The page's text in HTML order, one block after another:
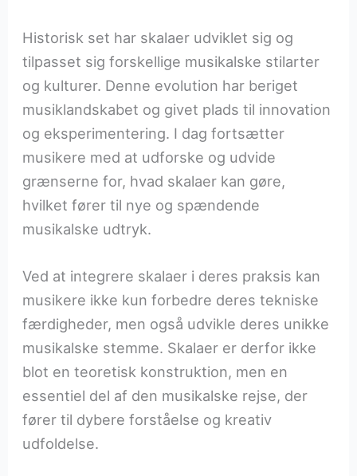
Historisk set har skalaer udviklet sig og
tilpasset sig forskellige musikalske stilarter
og kulturer. Denne evolution har beriget
musiklandskabet og givet plads til innovation
og eksperimentering. I dag fortsætter
musikere med at udforske og udvide
grænserne for, hvad skalaer kan gøre,
hvilket fører til nye og spændende
musikalske udtryk.
Ved at integrere skalaer i deres praksis kan
musikere ikke kun forbedre deres tekniske
færdigheder, men også udvikle deres unikke
musikalske stemme. Skalaer er derfor ikke
blot en teoretisk konstruktion, men en
essentiel del af den musikalske rejse, der
fører til dybere forståelse og kreativ
udfoldelse.